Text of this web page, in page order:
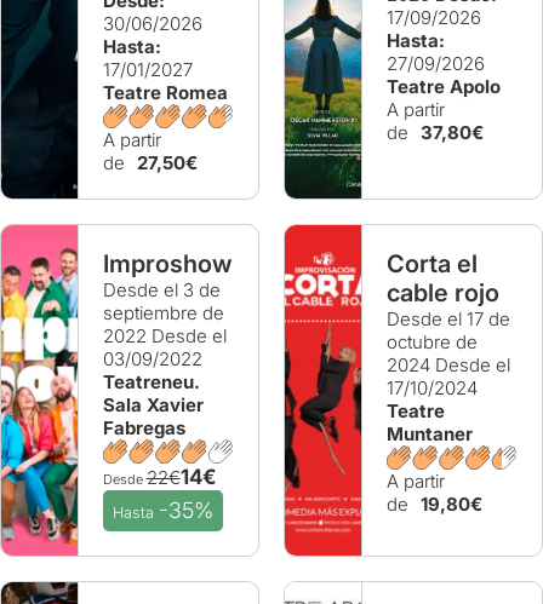
30/06/2026
Hasta:
17/01/2027
Teatre Romea
A partir
de
27,50€
17/09/2026
Hasta:
27/09/2026
Teatre Apolo
A partir
de 37,80€
Improshow
Desde el 3 de
septiembre de
2022 Desde el
03/09/2022
Teatreneu.
Sala Xavier
Fabregas
Desde22€14€
Hasta -35%
Corta el
cable rojo
Desde el 17 de
octubre de
2024 Desde el
17/10/2024
Teatre
Muntaner
A partir
de 19,80€